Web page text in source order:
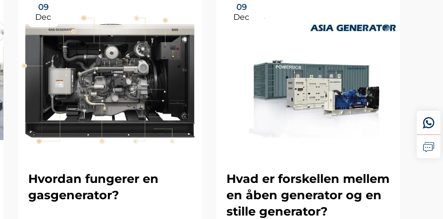
09
Dec
Hvordan fungerer en
gasgenerator?
09
Dec
Hvad er forskellen mellem
en åben generator og en
stille generator?